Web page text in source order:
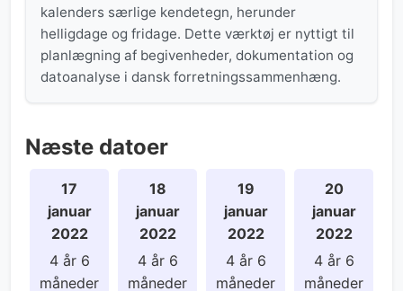
kalenders særlige kendetegn, herunder
helligdage og fridage. Dette værktøj er nyttigt til
planlægning af begivenheder, dokumentation og
datoanalyse i dansk forretningssammenhæng.
Næste datoer
17
januar
2022
4 år 6
måneder
18
januar
2022
4 år 6
måneder
19
januar
2022
4 år 6
måneder
20
januar
2022
4 år 6
måneder